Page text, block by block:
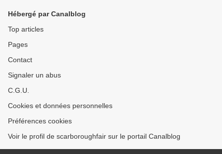
Hébergé par Canalblog
Top articles
Pages
Contact
Signaler un abus
C.G.U.
Cookies et données personnelles
Préférences cookies
Voir le profil de scarboroughfair sur le portail Canalblog